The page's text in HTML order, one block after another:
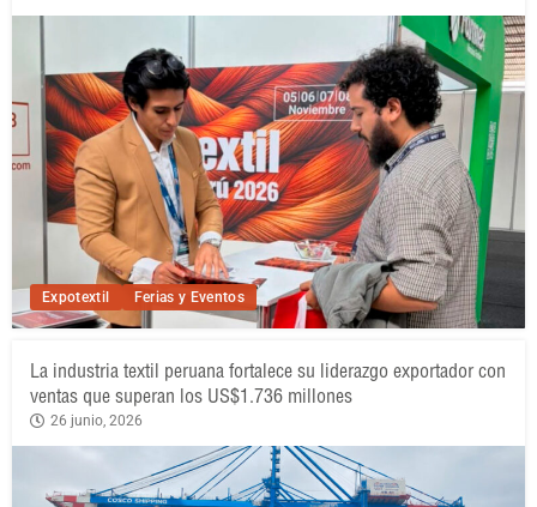
Expotextil Ferias y Eventos
La industria textil peruana fortalece su liderazgo exportador con
ventas que superan los US$1.736 millones
26 junio, 2026